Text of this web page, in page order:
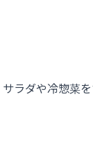
サラダや冷惣菜